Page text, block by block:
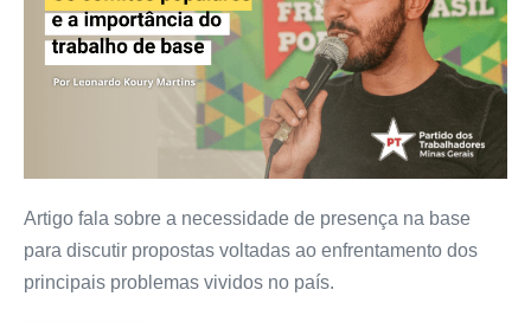
Artigo fala sobre a necessidade de presença na base
para discutir propostas voltadas ao enfrentamento dos
principais problemas vividos no país.